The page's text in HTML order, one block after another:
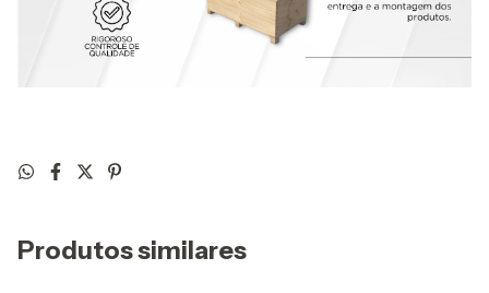
Produtos similares